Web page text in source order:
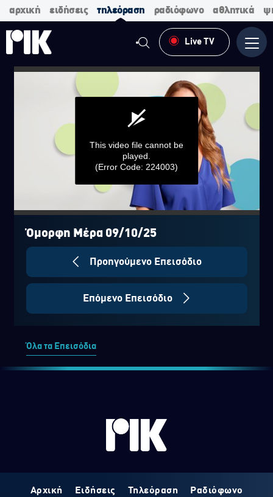
αρχική ειδήσεις τηλεόραση ραδιόφωνο αθλητικά
Live TV
0
seconds
seconds
This video file cannot be
played.
(Error Code: 224003)
Όμορφη Μέρα 09/10/25
Προηγούμενο Επεισόδιο
Επόμενο Επεισόδιο
Όλα τα Επεισόδια
Αρχική Ειδήσεις Τηλεόραση Ραδιόφωνο